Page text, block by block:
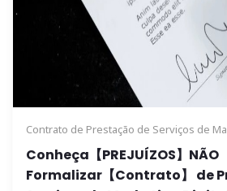
Contrato de Prestação de Serviços de
Conheça【PREJUÍZOS】NÃO
Formalizar【Contrato】 de